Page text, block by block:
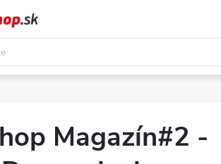
Magazín#2 -